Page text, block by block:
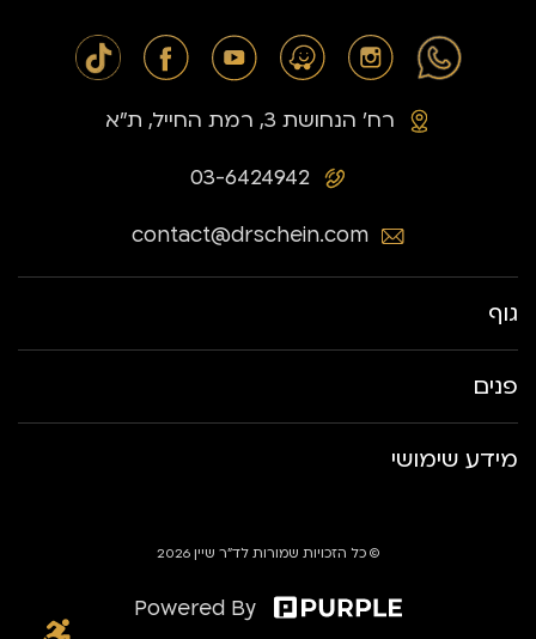
03-6424942
רח׳ הנחושת 3, רמת החייל, ת״א
contact@drschein.com
גוף
פנים
מידע שימושי
© כל הזכויות שמורות לד״ר שיין 2026
Powered By